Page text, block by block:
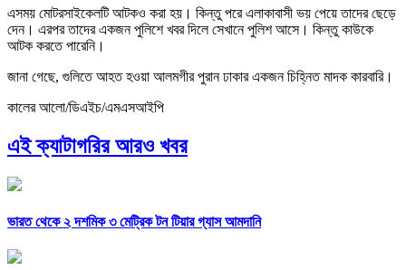
এসময় মোটরসাইকেলটি আটকও করা হয়। কিন্তু পরে এলাকাবাসী ভয় পেয়ে তাদের ছেড়ে
দেন। এরপর তাদের একজন পুলিশে খবর দিলে সেখানে ‍পুলিশ আসে। কিন্তু কাউকে
আটক করতে পারেনি।
জানা গেছে, গুলিতে আহত হওয়া আলমগীর ‍পুরান ঢাকার একজন চিহ্নিত মাদক কারবারি।
কালের আলো/ডিএইচ/এমএসআইপি
এই ক্যাটাগরির আরও খবর
ভারত থেকে ২ দশমিক ৩ মেট্রিক টন টিয়ার গ্যাস আমদানি